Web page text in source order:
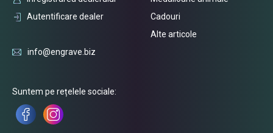
Autentificare dealer
Cadouri
Alte articole
info@engrave.biz
Suntem pe rețelele sociale: